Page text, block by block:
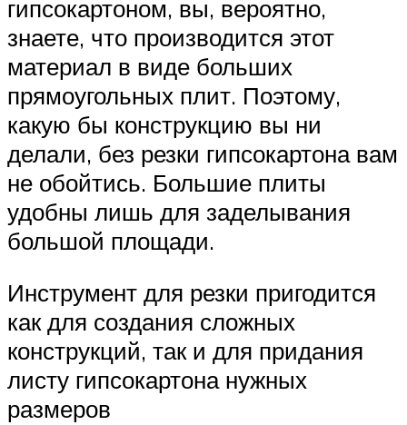
гипсокартоном, вы, вероятно,
знаете, что производится этот
материал в виде больших
прямоугольных плит. Поэтому,
какую бы конструкцию вы ни
делали, без резки гипсокартона вам
не обойтись. Большие плиты
удобны лишь для заделывания
большой площади.
Инструмент для резки пригодится
как для создания сложных
конструкций, так и для придания
листу гипсокартона нужных
размеров